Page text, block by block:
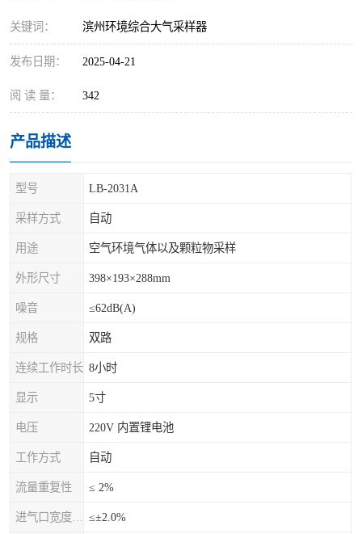
关键词： 滨州环境综合大气采样器
发布日期： 2025-04-21
阅 读 量： 342
产品描述
型号 LB-2031A
采样方式 自动
用途 空气环境气体以及颗粒物采样
外形尺寸 398×193×288mm
噪音 ≤62dB(A)
规格 双路
连续工作时长 8小时
显示 5寸
电压 220V 内置锂电池
工作方式 自动
流量重复性 ≤ 2%
≤±2.0%